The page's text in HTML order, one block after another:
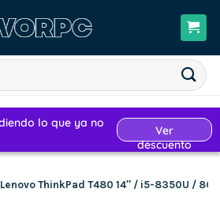
Lenovo ThinkPad T480 14″ / i5-8350U /